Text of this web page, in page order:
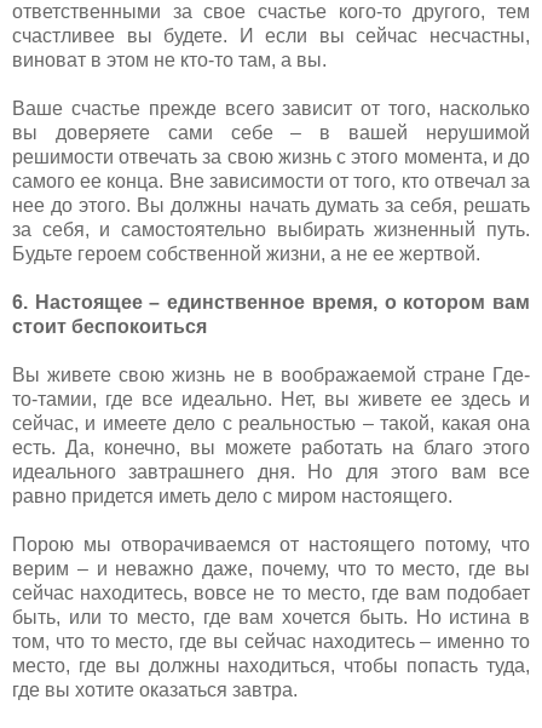
ответственными за свое счастье кого-то другого, тем
счастливее вы будете. И если вы сейчас несчастны,
виноват в этом не кто-то там, а вы.
Ваше счастье прежде всего зависит от того, насколько
вы доверяете сами себе – в вашей нерушимой
решимости отвечать за свою жизнь с этого момента, и до
самого ее конца. Вне зависимости от того, кто отвечал за
нее до этого. Вы должны начать думать за себя, решать
за себя, и самостоятельно выбирать жизненный путь.
Будьте героем собственной жизни, а не ее жертвой.
6. Настоящее – единственное время, о котором вам
стоит беспокоиться
Вы живете свою жизнь не в воображаемой стране Где-
то-тамии, где все идеально. Нет, вы живете ее здесь и
сейчас, и имеете дело с реальностью – такой, какая она
есть. Да, конечно, вы можете работать на благо этого
идеального завтрашнего дня. Но для этого вам все
равно придется иметь дело с миром настоящего.
Порою мы отворачиваемся от настоящего потому, что
верим – и неважно даже, почему, что то место, где вы
сейчас находитесь, вовсе не то место, где вам подобает
быть, или то место, где вам хочется быть. Но истина в
том, что то место, где вы сейчас находитесь – именно то
место, где вы должны находиться, чтобы попасть туда,
где вы хотите оказаться завтра.